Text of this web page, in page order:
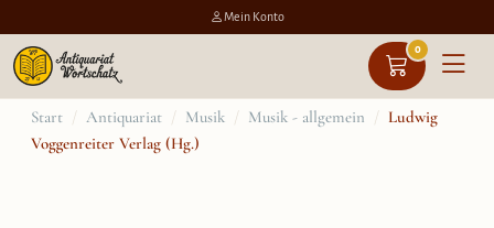
Mein Konto
0
Zum
Inhalt
Start / Antiquariat / Musik / Musik - allgemein / Ludwig
Voggenreiter Verlag (Hg.)